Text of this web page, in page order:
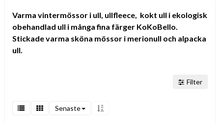
Varma vintermössor i ull, ullfleece, kokt ull i ekologisk
obehandlad ull i många fina färger KoKoBello.
Stickade varma sköna mössor i merionull och alpacka
ull.
Filter
Senaste